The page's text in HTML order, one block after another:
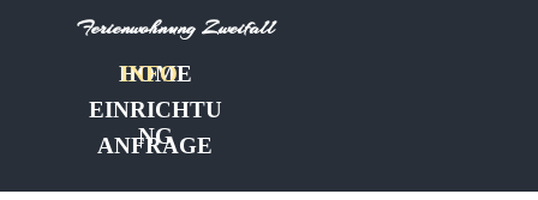
Ferienwohnung Zweifall
HOME
INFO
EINRICHTU
NG
ANFRAGE